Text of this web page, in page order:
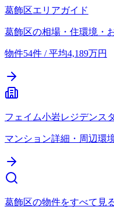
葛飾区エリアガイド
葛飾区の相場・住環境・
物件54件 / 平均4,189万円
フェイム小岩レジデンス
マンション詳細・周辺環
葛飾区の物件をすべて見